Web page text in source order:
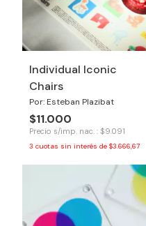
Individual Iconic
Chairs
Por: Esteban Plazibat
$11.000
Precio s/imp. nac. : $9.091
3 cuotas sin interés de $3.666,67